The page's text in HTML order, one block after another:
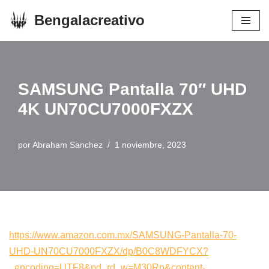
Bengalacreativo
SAMSUNG Pantalla 70″ UHD
4K UN70CU7000FXZX
porAbraham Sanchez 1 noviembre, 2023
https://www.amazon.com.mx/SAMSUNG-Pantalla-70-
UHD-UN70CU7000FXZX/dp/B0C8WDFYCX?